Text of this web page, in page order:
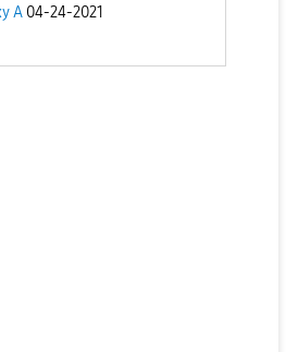
A 04-24-2021